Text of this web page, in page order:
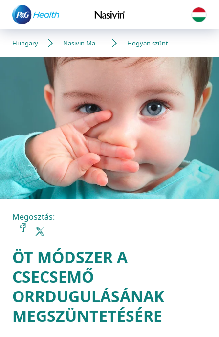
Hungary Nasivin Magyarország Hogyan szüntetheted meg az orrdugulást egy csecsemőnél?
Megosztás:
ÖT MÓDSZER A
CSECSEMŐ
ORRDUGULÁSÁNAK
MEGSZÜNTETÉSÉRE